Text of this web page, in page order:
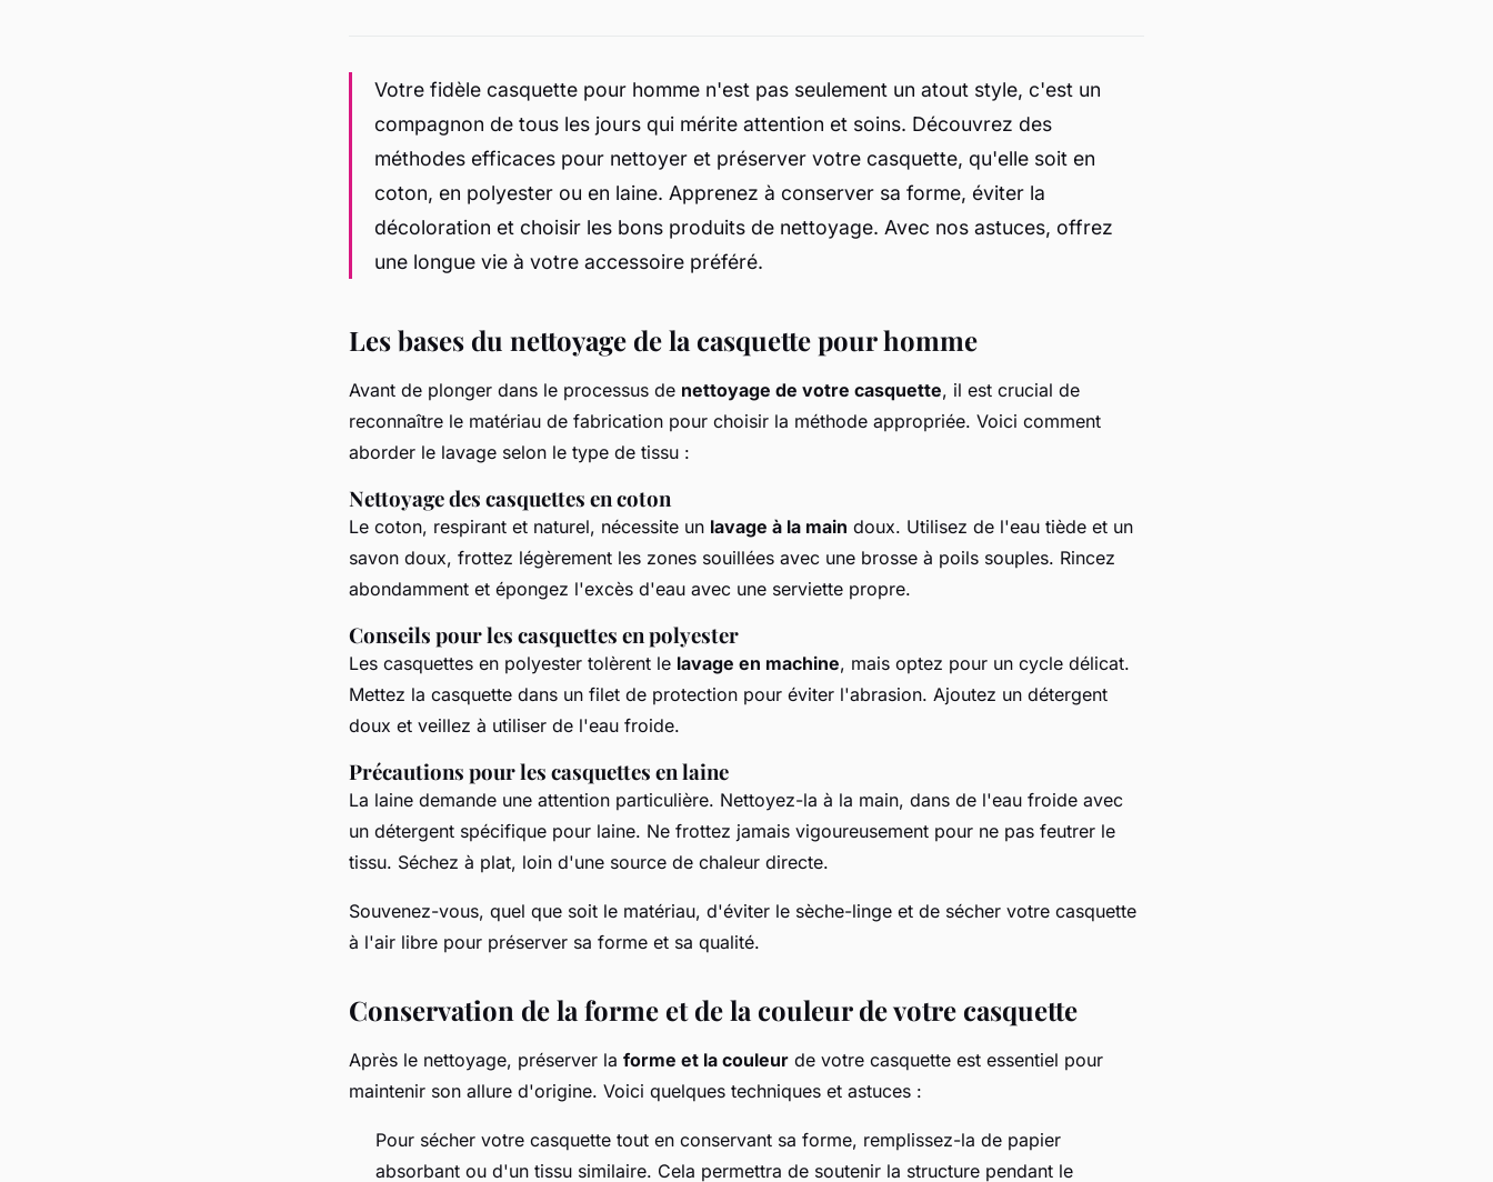
Votre fidèle casquette pour homme n'est pas seulement un atout style, c'est un
compagnon de tous les jours qui mérite attention et soins. Découvrez des
méthodes efficaces pour nettoyer et préserver votre casquette, qu'elle soit en
coton, en polyester ou en laine. Apprenez à conserver sa forme, éviter la
décoloration et choisir les bons produits de nettoyage. Avec nos astuces, offrez
une longue vie à votre accessoire préféré.
Les bases du nettoyage de la casquette pour homme
Avant de plonger dans le processus de nettoyage de votre casquette, il est crucial de
reconnaître le matériau de fabrication pour choisir la méthode appropriée. Voici comment
aborder le lavage selon le type de tissu :
Nettoyage des casquettes en coton
Le coton, respirant et naturel, nécessite un lavage à la main doux. Utilisez de l'eau tiède et un
savon doux, frottez légèrement les zones souillées avec une brosse à poils souples. Rincez
abondamment et épongez l'excès d'eau avec une serviette propre.
Conseils pour les casquettes en polyester
Les casquettes en polyester tolèrent le lavage en machine, mais optez pour un cycle délicat.
Mettez la casquette dans un filet de protection pour éviter l'abrasion. Ajoutez un détergent
doux et veillez à utiliser de l'eau froide.
Précautions pour les casquettes en laine
La laine demande une attention particulière. Nettoyez-la à la main, dans de l'eau froide avec
un détergent spécifique pour laine. Ne frottez jamais vigoureusement pour ne pas feutrer le
tissu. Séchez à plat, loin d'une source de chaleur directe.
Souvenez-vous, quel que soit le matériau, d'éviter le sèche-linge et de sécher votre casquette
à l'air libre pour préserver sa forme et sa qualité.
Conservation de la forme et de la couleur de votre casquette
Après le nettoyage, préserver la forme et la couleur de votre casquette est essentiel pour
maintenir son allure d'origine. Voici quelques techniques et astuces :
Pour sécher votre casquette tout en conservant sa forme, remplissez-la de papier
absorbant ou d'un tissu similaire. Cela permettra de soutenir la structure pendant le